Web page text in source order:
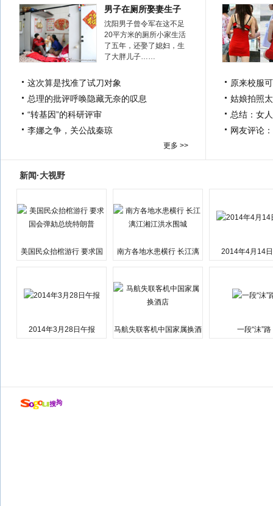
男子在厕所娶妻生子
沈阳男子曾令军在这不足
20平方米的厕所小家生活
了五年，还娶了媳妇，生
了大胖儿子……
这次算是找准了试刀对象
总理的批评呼唤隐藏无奈的叹息
“转基因”的科研评审
李娜之争，关公战秦琼
更多 >>
原来校服
姑娘拍照
总结：女
网友评论
新闻·大视野
美国民众抬棺游行 要求国
南方各地水患横行 长江漓
2014年4月14
2014年3月28日午报
马航失联客机中国家属换酒
一段“沫”路